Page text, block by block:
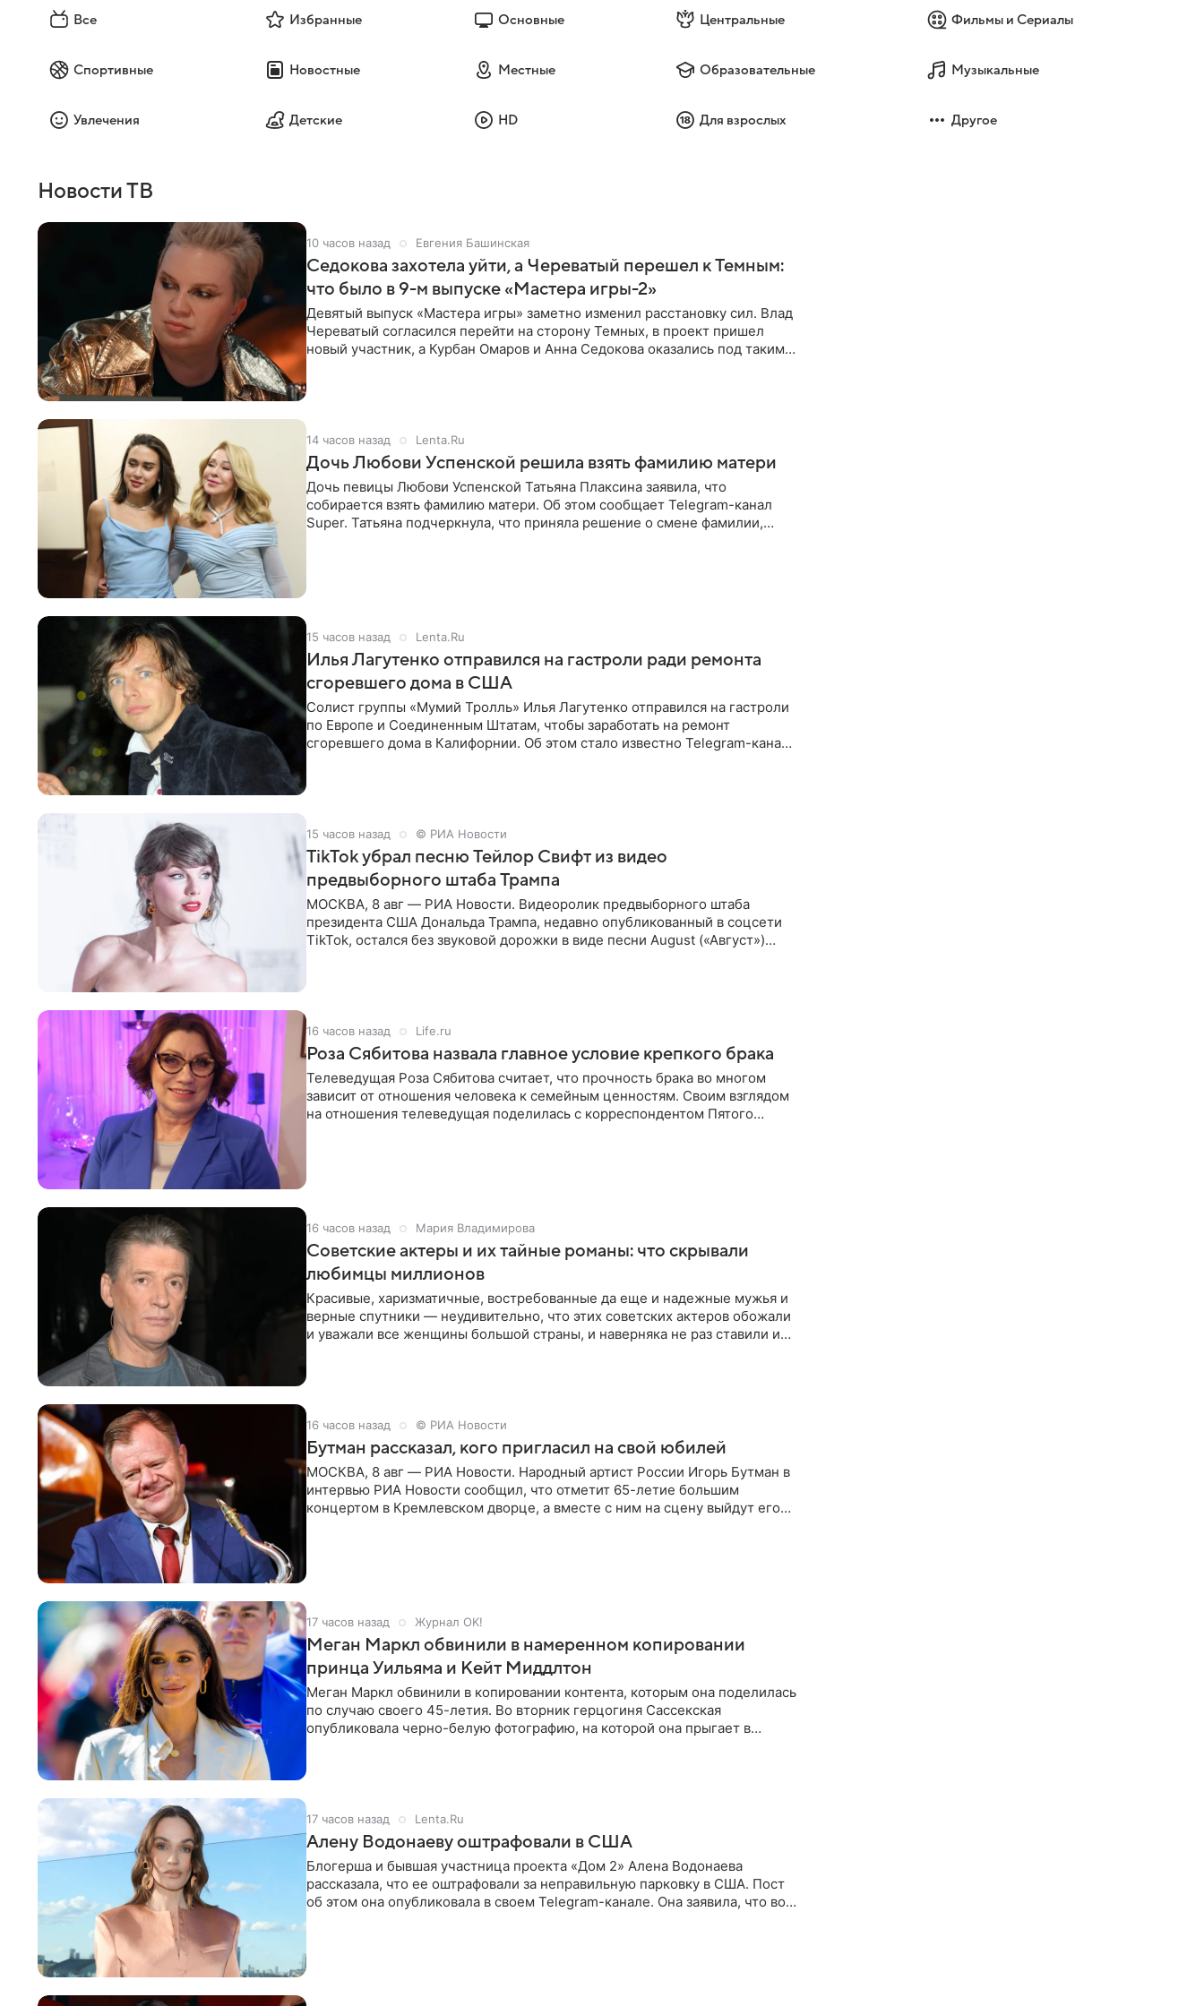
Все Избранные Основные Центральные Фильмы и Сериалы
Спортивные Новостные Местные Образовательные Музыкальные
Увлечения Детские HD Для взрослых Другое
Новости ТВ
10 часов назад Евгения Башинская
Седокова захотела уйти, а Череватый перешел к Темным:
что было в 9-м выпуске «Мастера игры-2»
Девятый выпуск «Мастера игры» заметно изменил расстановку сил. Влад
Череватый согласился перейти на сторону Темных, в проект пришел
новый участник, а Курбан Омаров и Анна Седокова оказались под таким
14 часов назад Lenta.Ru
Дочь Любови Успенской решила взять фамилию матери
Дочь певицы Любови Успенской Татьяна Плаксина заявила, что
собирается взять фамилию матери. Об этом сообщает Telegram-канал
Super. Татьяна подчеркнула, что приняла решение о смене фамилии,
15 часов назад Lenta.Ru
Илья Лагутенко отправился на гастроли ради ремонта
сгоревшего дома в США
Солист группы «Мумий Тролль» Илья Лагутенко отправился на гастроли
по Европе и Соединенным Штатам, чтобы заработать на ремонт
сгоревшего дома в Калифорнии. Об этом стало известно Telegram-каналу
15 часов назад © РИА Новости
TikTok убрал песню Тейлор Свифт из видео
предвыборного штаба Трампа
МОСКВА, 8 авг — РИА Новости. Видеоролик предвыборного штаба
президента США Дональда Трампа, недавно опубликованный в соцсети
TikTok, остался без звуковой дорожки в виде песни August («Август»)
16 часов назад Life.ru
Роза Сябитова назвала главное условие крепкого брака
Телеведущая Роза Сябитова считает, что прочность брака во многом
зависит от отношения человека к семейным ценностям. Своим взглядом
на отношения телеведущая поделилась с корреспондентом Пятого
16 часов назад Мария Владимирова
Советские актеры и их тайные романы: что скрывали
любимцы миллионов
Красивые, харизматичные, востребованные да еще и надежные мужья и
верные спутники — неудивительно, что этих советских актеров обожали
и уважали все женщины большой страны, и наверняка не раз ставили их
16 часов назад © РИА Новости
Бутман рассказал, кого пригласил на свой юбилей
МОСКВА, 8 авг — РИА Новости. Народный артист России Игорь Бутман в
интервью РИА Новости сообщил, что отметит 65-летие большим
концертом в Кремлевском дворце, а вместе с ним на сцену выйдут его
17 часов назад Журнал OK!
Меган Маркл обвинили в намеренном копировании
принца Уильяма и Кейт Миддлтон
Меган Маркл обвинили в копировании контента, которым она поделилась
по случаю своего 45-летия. Во вторник герцогиня Сассекская
опубликовала черно-белую фотографию, на которой она прыгает в
17 часов назад Lenta.Ru
Алену Водонаеву оштрафовали в США
Блогерша и бывшая участница проекта «Дом 2» Алена Водонаева
рассказала, что ее оштрафовали за неправильную парковку в США. Пост
об этом она опубликовала в своем Telegram-канале. Она заявила, что во